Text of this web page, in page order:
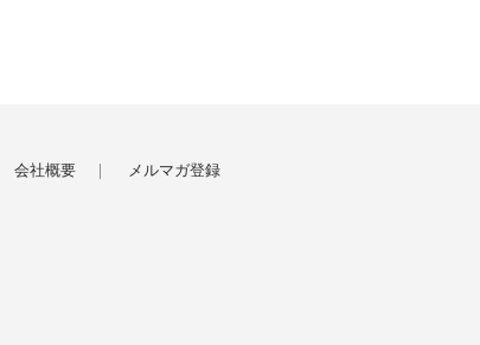
会社概要 メルマガ登録